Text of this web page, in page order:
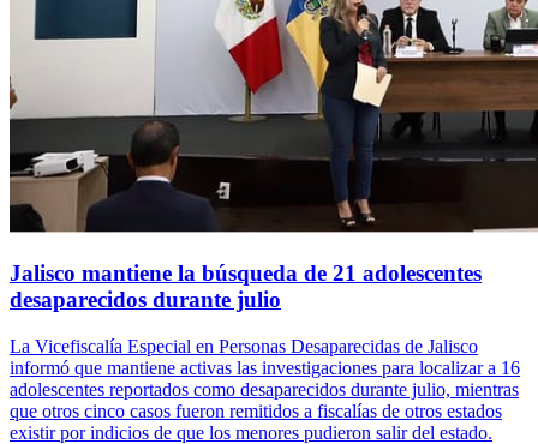
Jalisco mantiene la búsqueda de 21 adolescentes
desaparecidos durante julio
La Vicefiscalía Especial en Personas Desaparecidas de Jalisco
informó que mantiene activas las investigaciones para localizar a 16
adolescentes reportados como desaparecidos durante julio, mientras
que otros cinco casos fueron remitidos a fiscalías de otros estados
existir por indicios de que los menores pudieron salir del estado.